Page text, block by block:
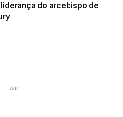
do arcebispo de
Ads